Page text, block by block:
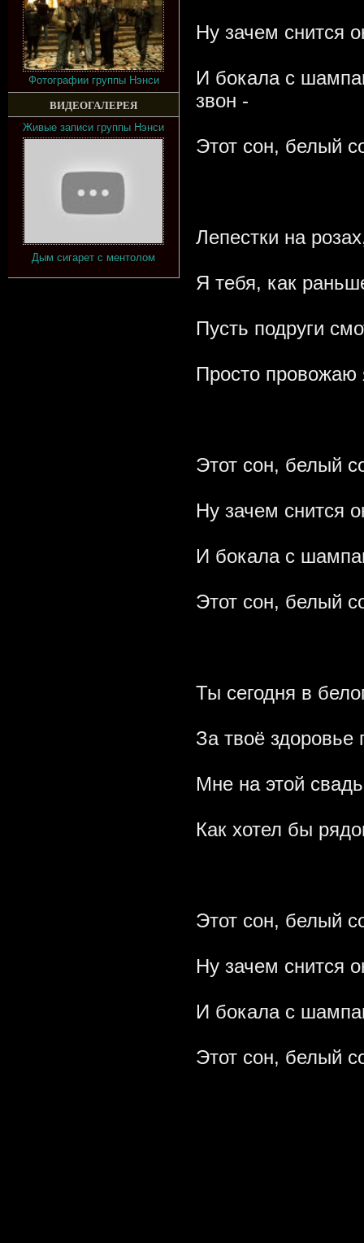
Фотографии группы Нэнси
ВИДЕОГАЛЕРЕЯ
Живые записи группы Нэнси
Дым сигарет с ментолом
Ну зачем снится
И бокала с
звон -
Этот сон, белый
Лепестки на
Я тебя, как
Пусть подруги
Просто
Этот сон, белый
Ну зачем снится
И бокала с
Этот сон, белый
Ты сегодня в
За твоё здоровье
Мне на этой
Как хотел бы
Этот сон, белый
Ну зачем снится
И бокала с
Этот сон, белый